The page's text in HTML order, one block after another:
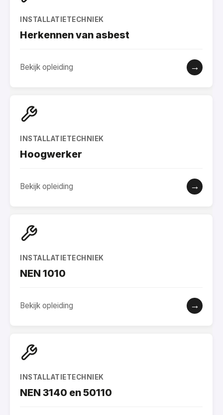
INSTALLATIETECHNIEK
Herkennen van asbest
Bekijk opleiding →
INSTALLATIETECHNIEK
Hoogwerker
Bekijk opleiding →
INSTALLATIETECHNIEK
NEN 1010
Bekijk opleiding →
INSTALLATIETECHNIEK
NEN 3140 en 50110